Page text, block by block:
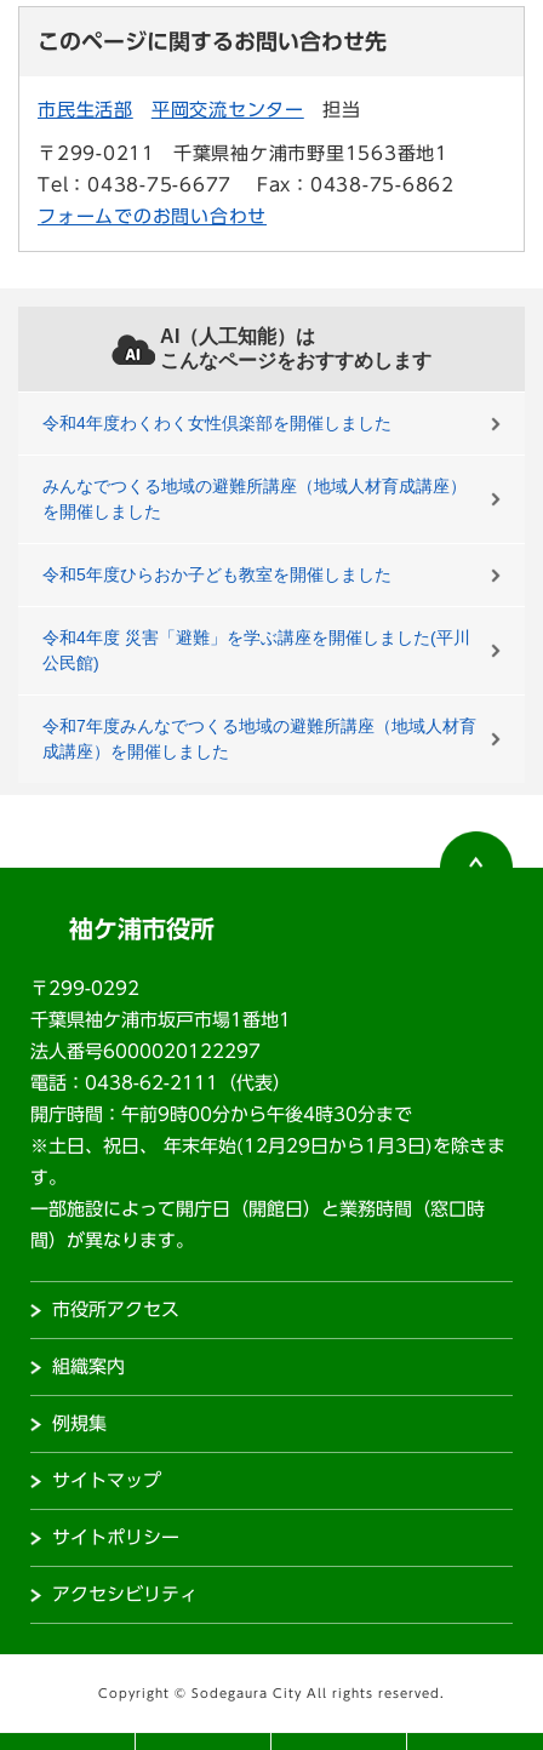
このページに関するお問い合わせ先
市民生活部 平岡交流センター 担当
〒299-0211
千葉県袖ケ浦市野里1563番地1
Tel：0438-75-6677
Fax：0438-75-6862
フォームでのお問い合わせ
AI（人工知能）は
こんなページをおすすめします
令和4年度わくわく女性倶楽部を開催しました
みんなでつくる地域の避難所講座（地域人材育成講座）
を開催しました
令和5年度ひらおか子ども教室を開催しました
令和4年度 災害「避難」を学ぶ講座を開催しました(平川
公民館)
令和7年度みんなでつくる地域の避難所講座（地域人材育
成講座）を開催しました
袖ケ浦市役所
〒299-0292
千葉県袖ケ浦市坂戸市場1番地1
法人番号6000020122297
電話：0438-62-2111（代表）
開庁時間：午前9時00分から午後4時30分まで
※土日、祝日、 年末年始(12月29日から1月3日)を除きま
す。
一部施設によって開庁日（開館日）と業務時間（窓口時
間）が異なります。
市役所アクセス
組織案内
例規集
サイトマップ
サイトポリシー
アクセシビリティ
Copyright © Sodegaura City All rights reserved.